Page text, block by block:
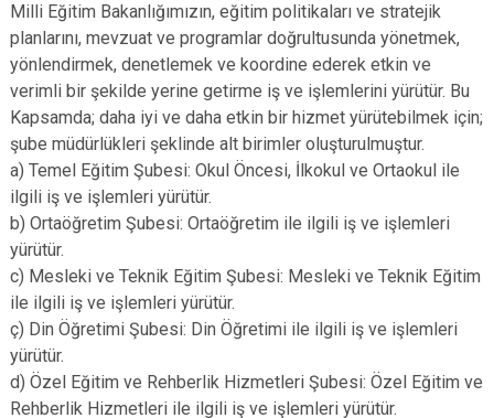
Körfez
Derince
İzmit
Kartepe
Milli Eğitim Bakanlığımızın, eğitim politikaları ve stratejik
planlarını, mevzuat ve programlar doğrultusunda yönetmek,
yönlendirmek, denetlemek ve koordine ederek etkin ve
verimli bir şekilde yerine getirme iş ve işlemlerini yürütür. Bu
Kapsamda; daha iyi ve daha etkin bir hizmet yürütebilmek için;
şube müdürlükleri şeklinde alt birimler oluşturulmuştur.
a) Temel Eğitim Şubesi: Okul Öncesi, İlkokul ve Ortaokul ile
ilgili iş ve işlemleri yürütür.
b) Ortaöğretim Şubesi: Ortaöğretim ile ilgili iş ve işlemleri
yürütür.
c) Mesleki ve Teknik Eğitim Şubesi: Mesleki ve Teknik Eğitim
ile ilgili iş ve işlemleri yürütür.
ç) Din Öğretimi Şubesi: Din Öğretimi ile ilgili iş ve işlemleri
yürütür.
d) Özel Eğitim ve Rehberlik Hizmetleri Şubesi: Özel Eğitim ve
Rehberlik Hizmetleri ile ilgili iş ve işlemleri yürütür.